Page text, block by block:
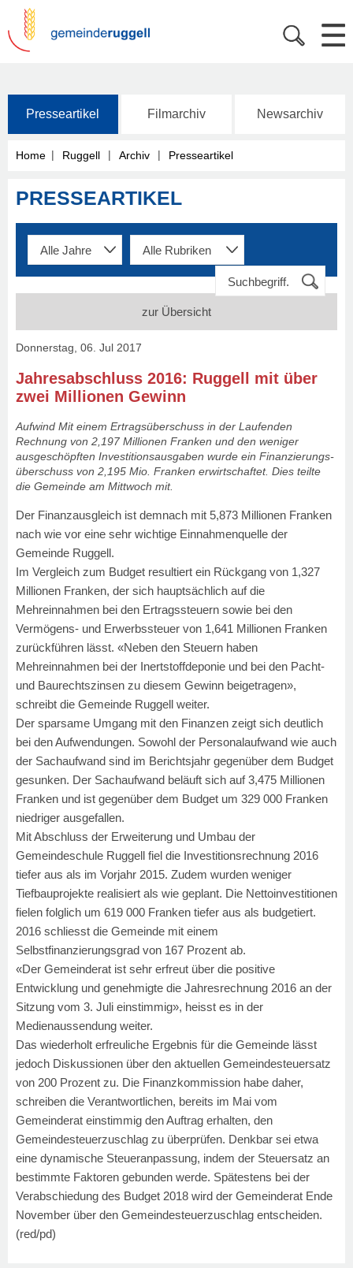
Presseartikel Filmarchiv Newsarchiv
Home | Ruggell | Archiv | Presseartikel
PRESSEARTIKEL
zur Übersicht
Donnerstag, 06. Jul 2017
Jahresabschluss 2016: Ruggell mit über
zwei Millionen Gewinn
Aufwind Mit einem Ertragsüberschuss in der Laufenden
Rechnung von 2,197 Millionen Franken und den weniger
ausgeschöpften Investitionsausgaben wurde ein Finanzierungs-
überschuss von 2,195 Mio. Franken erwirtschaftet. Dies teilte
die Gemeinde am Mittwoch mit.
Der Finanzausgleich ist demnach mit 5,873 Millionen Franken
nach wie vor eine sehr wichtige Einnahmenquelle der
Gemeinde Ruggell.
Im Vergleich zum Budget resultiert ein Rückgang von 1,327
Millionen Franken, der sich hauptsächlich auf die
Mehreinnahmen bei den Ertragssteuern sowie bei den
Vermögens- und Erwerbssteuer von 1,641 Millionen Franken
zurückführen lässt. «Neben den Steuern haben
Mehreinnahmen bei der Inertstoffdeponie und bei den Pacht-
und Baurechtszinsen zu diesem Gewinn beigetragen»,
schreibt die Gemeinde Ruggell weiter.
Der sparsame Umgang mit den Finanzen zeigt sich deutlich
bei den Aufwendungen. Sowohl der Personalaufwand wie auch
der Sachaufwand sind im Berichtsjahr gegenüber dem Budget
gesunken. Der Sachaufwand beläuft sich auf 3,475 Millionen
Franken und ist gegenüber dem Budget um 329 000 Franken
niedriger ausgefallen.
Mit Abschluss der Erweiterung und Umbau der
Gemeindeschule Ruggell fiel die Investitionsrechnung 2016
tiefer aus als im Vorjahr 2015. Zudem wurden weniger
Tiefbauprojekte realisiert als wie geplant. Die Nettoinvestitionen
fielen folglich um 619 000 Franken tiefer aus als budgetiert.
2016 schliesst die Gemeinde mit einem
Selbstfinanzierungsgrad von 167 Prozent ab.
«Der Gemeinderat ist sehr erfreut über die positive
Entwicklung und genehmigte die Jahresrechnung 2016 an der
Sitzung vom 3. Juli einstimmig», heisst es in der
Medienaussendung weiter.
Das wiederholt erfreuliche Ergebnis für die Gemeinde lässt
jedoch Diskussionen über den aktuellen Gemeindesteuersatz
von 200 Prozent zu. Die Finanzkommission habe daher,
schreiben die Verantwortlichen, bereits im Mai vom
Gemeinderat einstimmig den Auftrag erhalten, den
Gemeindesteuerzuschlag zu überprüfen. Denkbar sei etwa
eine dynamische Steueranpassung, indem der Steuersatz an
bestimmte Faktoren gebunden werde. Spätestens bei der
Verabschiedung des Budget 2018 wird der Gemeinderat Ende
November über den Gemeindesteuerzuschlag entscheiden.
(red/pd)